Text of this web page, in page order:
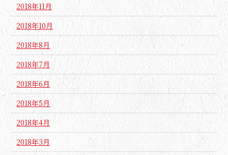
2018年11月
2018年10月
2018年8月
2018年7月
2018年6月
2018年5月
2018年4月
2018年3月